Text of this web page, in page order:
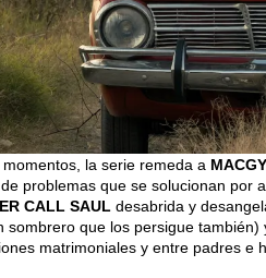
la serie remeda a
problemas que se solucionan por
CALL SAUL desabrida y
sombrero que los persigue
matrimoniales y entre padres e